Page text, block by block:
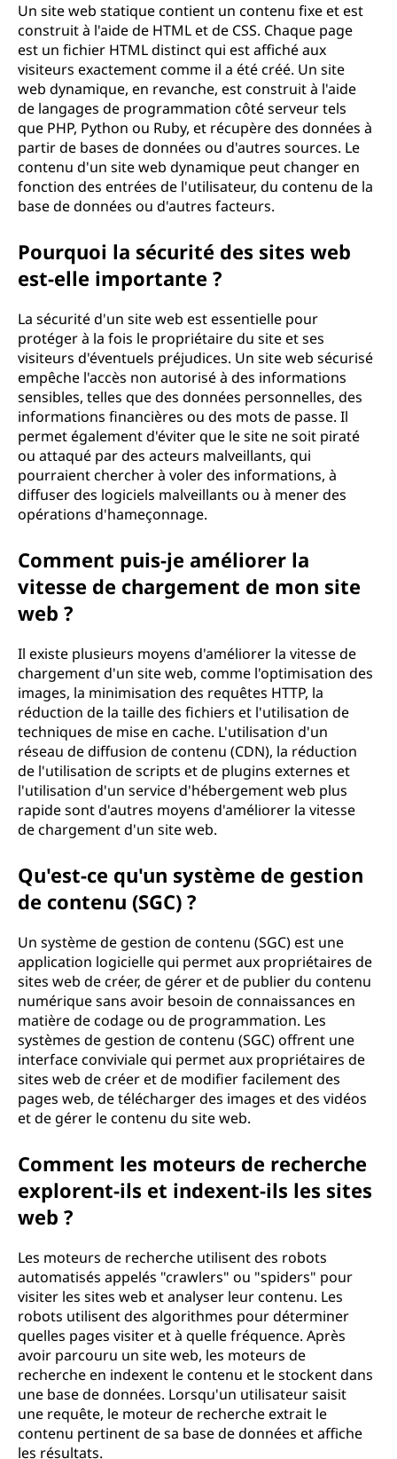
Un site web statique contient un contenu fixe et est
construit à l'aide de HTML et de CSS. Chaque page
est un fichier HTML distinct qui est affiché aux
visiteurs exactement comme il a été créé. Un site
web dynamique, en revanche, est construit à l'aide
de langages de programmation côté serveur tels
que PHP, Python ou Ruby, et récupère des données à
partir de bases de données ou d'autres sources. Le
contenu d'un site web dynamique peut changer en
fonction des entrées de l'utilisateur, du contenu de la
base de données ou d'autres facteurs.
Pourquoi la sécurité des sites web
est-elle importante ?
La sécurité d'un site web est essentielle pour
protéger à la fois le propriétaire du site et ses
visiteurs d'éventuels préjudices. Un site web sécurisé
empêche l'accès non autorisé à des informations
sensibles, telles que des données personnelles, des
informations financières ou des mots de passe. Il
permet également d'éviter que le site ne soit piraté
ou attaqué par des acteurs malveillants, qui
pourraient chercher à voler des informations, à
diffuser des logiciels malveillants ou à mener des
opérations d'hameçonnage.
Comment puis-je améliorer la
vitesse de chargement de mon site
web ?
Il existe plusieurs moyens d'améliorer la vitesse de
chargement d'un site web, comme l'optimisation des
images, la minimisation des requêtes HTTP, la
réduction de la taille des fichiers et l'utilisation de
techniques de mise en cache. L'utilisation d'un
réseau de diffusion de contenu (CDN), la réduction
de l'utilisation de scripts et de plugins externes et
l'utilisation d'un service d'hébergement web plus
rapide sont d'autres moyens d'améliorer la vitesse
de chargement d'un site web.
Qu'est-ce qu'un système de gestion
de contenu (SGC) ?
Un système de gestion de contenu (SGC) est une
application logicielle qui permet aux propriétaires de
sites web de créer, de gérer et de publier du contenu
numérique sans avoir besoin de connaissances en
matière de codage ou de programmation. Les
systèmes de gestion de contenu (SGC) offrent une
interface conviviale qui permet aux propriétaires de
sites web de créer et de modifier facilement des
pages web, de télécharger des images et des vidéos
et de gérer le contenu du site web.
Comment les moteurs de recherche
explorent-ils et indexent-ils les sites
web ?
Les moteurs de recherche utilisent des robots
automatisés appelés "crawlers" ou "spiders" pour
visiter les sites web et analyser leur contenu. Les
robots utilisent des algorithmes pour déterminer
quelles pages visiter et à quelle fréquence. Après
avoir parcouru un site web, les moteurs de
recherche en indexent le contenu et le stockent dans
une base de données. Lorsqu'un utilisateur saisit
une requête, le moteur de recherche extrait le
contenu pertinent de sa base de données et affiche
les résultats.